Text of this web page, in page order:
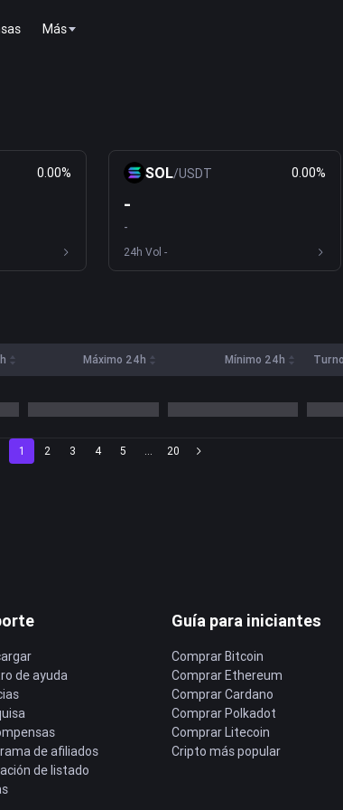
Más
0.00% SOL/USDT 0.00%
-
-
24h Vol -
Máximo 24h Mínimo 24h
1 2 3 4 5 ... 20
de ayuda
de afiliados
de listado
Guía para iniciantes
Comprar Bitcoin
Comprar Ethereum
Comprar Cardano
Comprar Polkadot
Comprar Litecoin
Cripto más popular